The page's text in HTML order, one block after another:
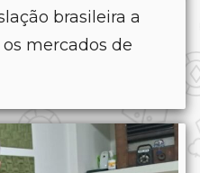
brasileira a
mercados de